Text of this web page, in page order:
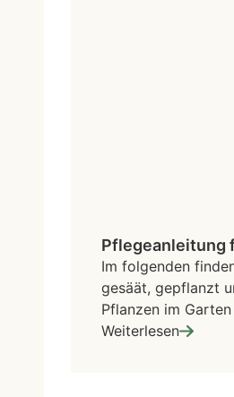
Pflegeanleitung
Im folgenden
gesäät, gepflanzt
Pflanzen im Garten
Weiterlesen